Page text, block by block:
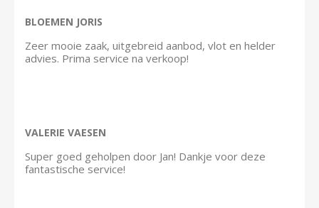
BLOEMEN JORIS
Zeer mooie zaak, uitgebreid aanbod, vlot en helder
advies. Prima service na verkoop!
VALERIE VAESEN
Super goed geholpen door Jan! Dankje voor deze
fantastische service!